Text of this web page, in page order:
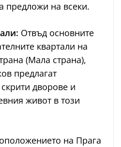
предложи на всеки.
Отвъд основните
квартали на
(Мала страна),
предлагат
дворове и
живот в този
на Прага